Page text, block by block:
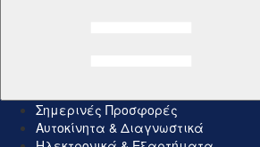
Σημερινές Προσφορές
Αυτοκίνητα & Διαγνωστικά